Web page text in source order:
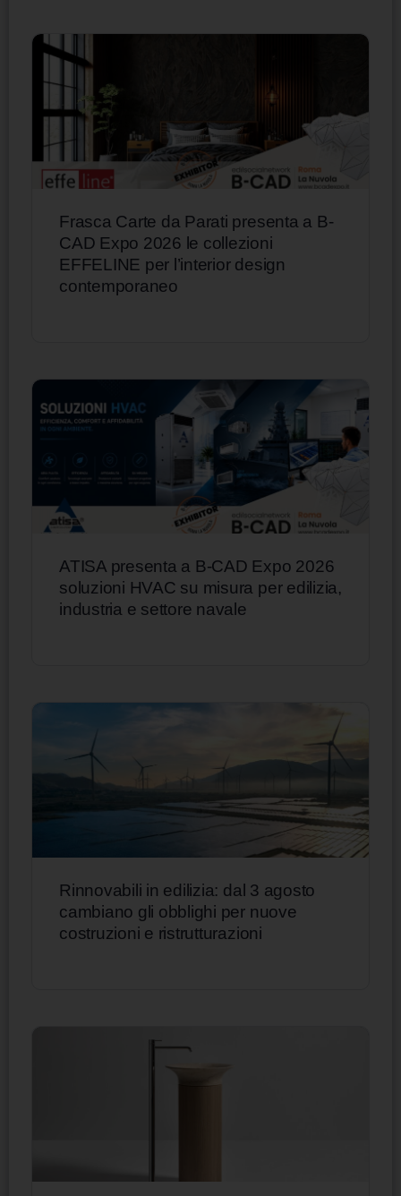
Frasca Carte da Parati presenta a B-
CAD Expo 2026 le collezioni
EFFELINE per l’interior design
contemporaneo
ATISA presenta a B-CAD Expo 2026
soluzioni HVAC su misura per edilizia,
industria e settore navale
Rinnovabili in edilizia: dal 3 agosto
cambiano gli obblighi per nuove
costruzioni e ristrutturazioni